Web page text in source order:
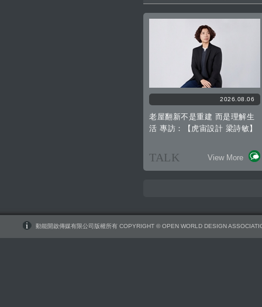
2026.08.06
老屋翻新不是重建 而是理解生
活 專訪：【虎宙設計 梁詩敏】
TALK View More
動能開啟傳媒有限公司版權所有 COPYRIGHT © OPEN WORLD DESIGN